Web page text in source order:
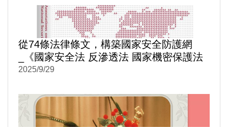
從74條法律條文，構築國家安全防護網
_《國家安全法 反滲透法 國家機密保護法
逐條評釋》
2025/9/29